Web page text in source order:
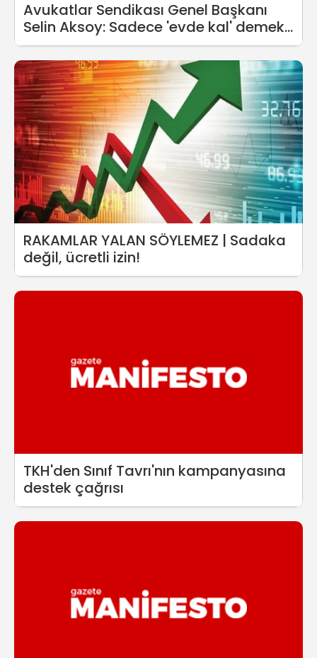
Avukatlar Sendikası Genel Başkanı
Selin Aksoy: Sadece 'evde kal' demek
yetmez!
RAKAMLAR YALAN SÖYLEMEZ | Sadaka
değil, ücretli izin!
TKH'den Sınıf Tavrı'nın kampanyasına
destek çağrısı